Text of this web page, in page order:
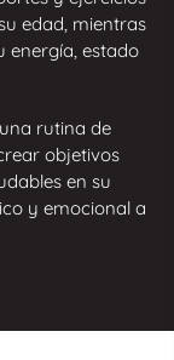
edad, mientras
energía, estado
rutina de
objetivos
en su
y emocional a